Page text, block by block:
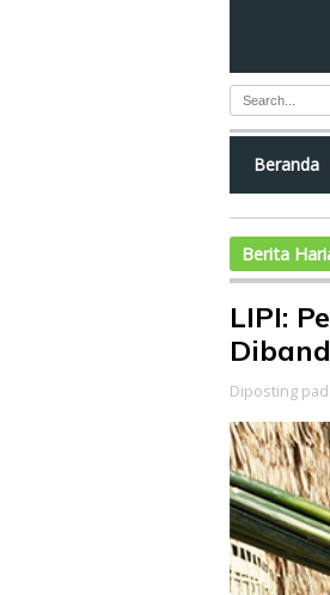
Beranda
Berita
LIPI:
Diposting